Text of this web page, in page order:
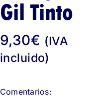
Gil Tinto
9,30€ (IVA
incluido)
Comentarios: